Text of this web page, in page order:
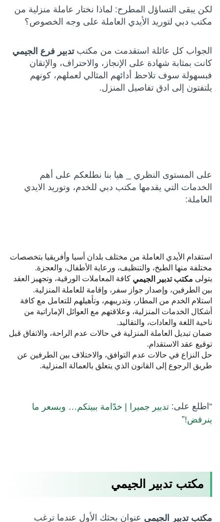
لكن يبقى التساؤل المطرح: لماذا نختار عاملة منزلية من
مكتب دبي لتوريد الأيدي العاملة على وجه الخصوص؟
الجواب كل عائلة استقدمت من مكتبتدبير فرع الجيمي
كانت بمثابة شهادة على الإنجاز، والاحتراف، والإتقان
فبسهولة سوف تلاحظ أدائهم المثالي لعملهم، كونهم
يلتفتون إلى ادق تفاصيل المنزل.
على المستوى النظري _ هيا بنا نطلعكم على أهم
الخدمات التي يقدمها مكتب دبي للخدم، وتوريد الايدي
العاملة:
استقدام الأيدي العاملة من مختلف بلدان أسيا وأفريقيا بتخصصات
مختلفة منها الطبخ، والتنظيف، ورعاية الأطفال، والعجزة.
يتولى مكتب تدبير الجيمي كافة المعاملات الورقية، وتجهيز العقد
بين الطرفين، وإصدار جواز سفر، وإقامة للعاملة المنزلية.
استلام الخدم من المطار، وتدريبهم، وتأهيلهم للتعامل مع كافة
أشكال الخدمات المنزلية، وعلاقتهم مع العوائل الإماراتية من
ناحية اللغة والعادات، والتقاليد.
ضمان تبديل العاملة المنزلية في حالات عدم الراحة، والاتفاق قبل
توقيع عقد الاستقدام.
حل النزاع في حالات عدم التوافق، والاختلاف بين الطرفين عن
طريق الرجوع إلى القانون الذي يتعلق بالعمالة المنزلية.
“اطلع على: تدبير جميرا | خدّامة ببيتكم… وبسعر ما
ينرفض!”
مكتب تدبير الجيمي
مكتب تدبير الجيمي عنوان بحثك الأول عندما ترغب